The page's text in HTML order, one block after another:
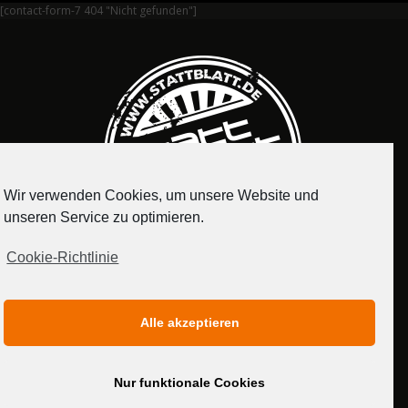
[contact-form-7 404 "Nicht gefunden"]
MEDIADATEN
Wir verwenden Cookies, um unsere Website und
unseren Service zu optimieren.
Cookie-Richtlinie
Alle akzeptieren
Nur funktionale Cookies